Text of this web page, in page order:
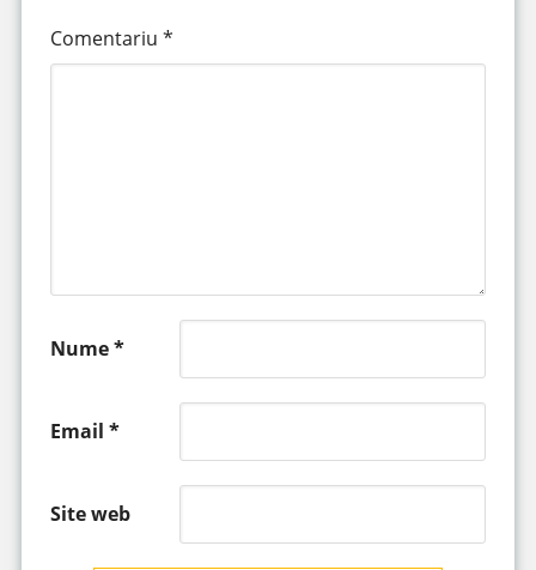
Comentariu *
Nume*
Email *
Site web